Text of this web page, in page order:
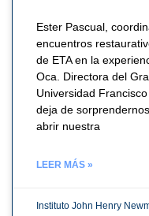
Ester Pascual,
encuentros
de ETA en la
Oca. Directora del
Universidad
deja de
abrir nuestra
LEER MÁS »
Instituto John Henry